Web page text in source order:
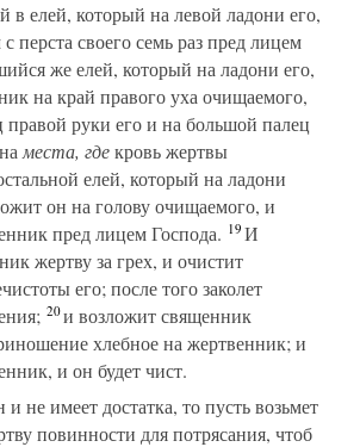
в елей, который на левой ладони его,
перста своего семь раз пред лицем
же елей, который на ладони его,
на край правого уха очищаемого,
руки его и на большой палец
места, гдекровь жертвы
елей, который на ладони
он на голову очищаемого, и
пред лицем Господа. 19И
жертву за грех, и очистит
его; после того заколет
20и возложит священник
хлебное на жертвенник; и
и он будет чист.
не имеет достатка, то пусть возьмет
повинности для потрясания, чтоб